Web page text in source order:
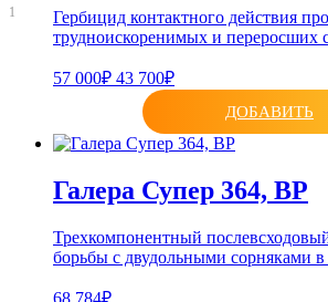
1
Гербицид контактного действия
трудноискоренимых и переросших
57 000₽ 43 700₽
ДОБАВИТЬ
Галера Супер 364, ВР
Трехкомпонентный
борьбы с двудольными сорняками в